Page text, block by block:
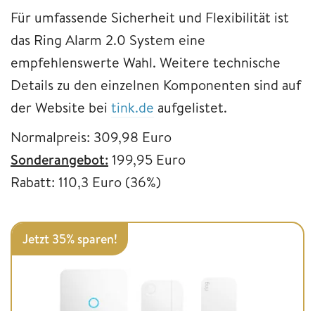
Für umfassende Sicherheit und Flexibilität ist
das Ring Alarm 2.0 System eine
empfehlenswerte Wahl. Weitere technische
Details zu den einzelnen Komponenten sind auf
der Website bei tink.de aufgelistet.
Normalpreis: 309,98 Euro
Sonderangebot: 199,95 Euro
Rabatt: 110,3 Euro (36%)
Jetzt 35% sparen!